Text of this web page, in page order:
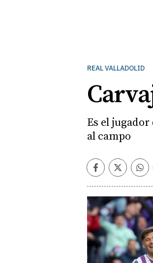
REAL VALLADOLID
Es el
al campo
Facebook
Twitter